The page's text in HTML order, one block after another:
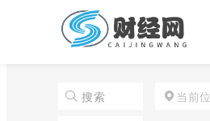
搜索 当前